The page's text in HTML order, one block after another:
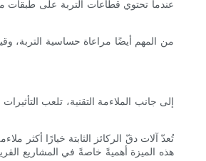
عندما تحتوي قطاعات التربة على طبقات
من المهم أيضًا مراعاة حساسية التربة،
إلى جانب الملاءمة التقنية، تلعب
تُعدّ آلات دقّ الركائز الثابتة خيارًا أكثر
هذه الميزة أهميةً خاصةً في المشاريع